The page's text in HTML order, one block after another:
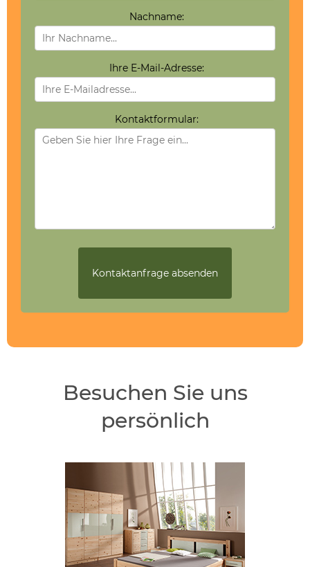
Nachname:
Ihre E-Mail-Adresse:
Kontaktformular:
Besuchen Sie uns
persönlich